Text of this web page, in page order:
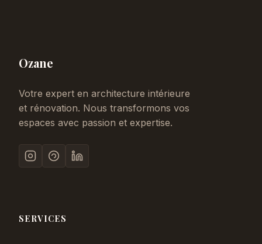
Ozane
Votre expert en architecture intérieure
et rénovation. Nous transformons vos
espaces avec passion et expertise.
SERVICES